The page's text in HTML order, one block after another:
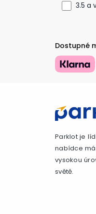
3.5 a
Dostupné
Parklot je
nabídce
vysokou
světě.